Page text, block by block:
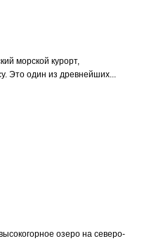
морской курорт,
Это один из древнейших...
озеро на северо-